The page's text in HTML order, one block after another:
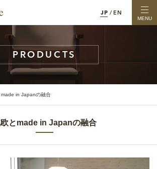
JP / EN
MENU
PRODUCTS
made in Japanの融合
とmade in Japanの融合